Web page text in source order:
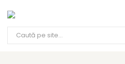
Products